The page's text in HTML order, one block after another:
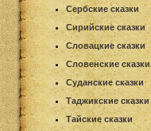
Сербские сказки
Сирийские сказки
Словацкие сказки
Словенские сказки
Суданские сказки
Таджикские сказки
Тайские сказки